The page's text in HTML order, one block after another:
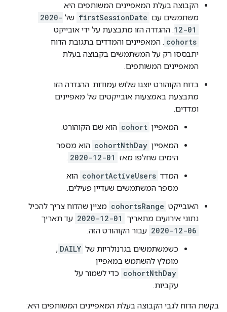
הקבוצה בעלת המאפיינים המשותפים היא
משתמשים עם firstSessionDate של 2020-
12-01. ההגדרה הזו מתבצעת על ידי אובייקט
cohorts . המאפיינים והמדדים בתגובת הדוח
יתבססו רק על המשתמשים בקבוצה בעלת
המאפיינים המשותפים.
בדוח הקוהורט יוצגו שלוש עמודות. ההגדרה הזו
מתבצעת באמצעות אובייקטים של מאפיינים
ומדדים.
המאפיין cohort הוא שם הקוהורט.
המאפיין cohortNthDay הוא מספר
הימים שחלפו מאז 2020-12-01
.
המדד cohortActiveUsers הוא
מספר המשתמשים שעדיין פעילים.
האובייקט cohortsRange מציין שהדוח צריך להכיל
נתוני אירועים מתאריך
2020-12-01 עד תאריך
2020-12-06 עבור הקוהורט הזה.
כשמשתמשים בגרנולריות של DAILY
,
מומלץ להשתמש במאפיין
cohortNthDay כדי לשמור על
עקביות.
בקשת הדוח לגבי הקבוצה בעלת המאפיינים המשותפים היא: